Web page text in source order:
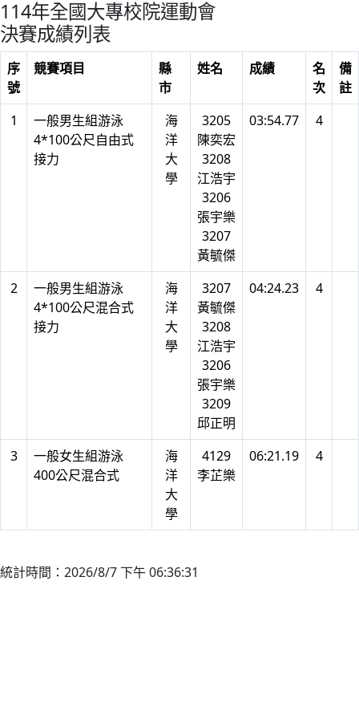
114年全國大專校院運動會
決賽成績列表
序
號
競賽項目
縣
市
姓名 成績
名
次
備
註
1
一般男生組游泳
4*100公尺自由式
接力
海
洋
大
學
3205
陳奕宏
3208
江浩宇
3206
張宇樂
3207
黃毓傑
03:54.77 4
2
一般男生組游泳
4*100公尺混合式
接力
海
洋
大
學
3207
黃毓傑
3208
江浩宇
3206
張宇樂
3209
邱正明
04:24.23 4
3
一般女生組游泳
400公尺混合式
海
洋
大
學
4129
李芷樂
06:21.19 4
統計時間：2026/8/7 下午 06:36:31